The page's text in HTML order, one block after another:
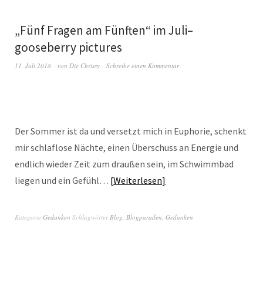
„Fünf Fragen am Fünften“ im Juli–
gooseberry pictures
11. Juli 2018 von Die Chrissy Schreibe einen Kommentar
Der Sommer ist da und versetzt mich in Euphorie, schenkt
mir schlaflose Nächte, einen Überschuss an Energie und
endlich wieder Zeit zum draußen sein, im Schwimmbad
liegen und ein Gefühl… Weiterlesen
Kategorie Gedanken SchlagwörterBlog, Blogparaden, Gedanken